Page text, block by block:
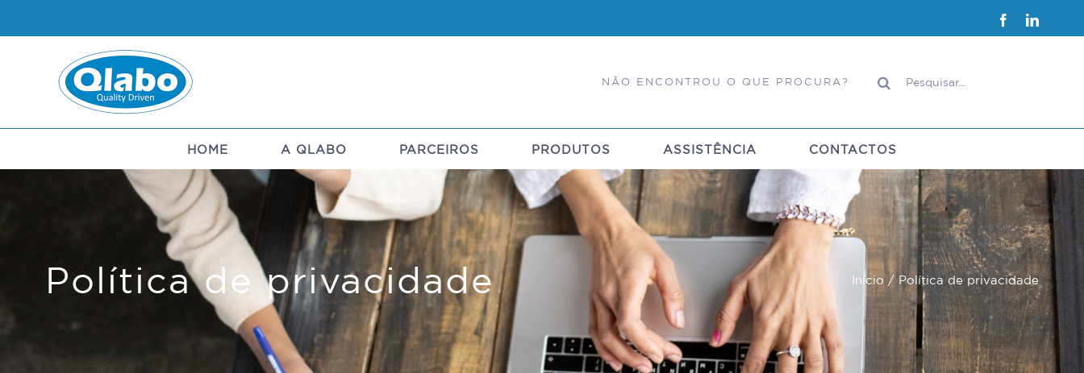
to
Facebook
NÃO ENCONTROU O QUE PROCURA? Pesquisar
HOME A QLABO PARCEIROS PRODUTOS ASSISTÊNCIA CONTACTOS
Política de privacidade Início Política de privacidade